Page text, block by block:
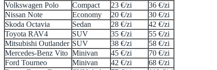
Volkswagen Polo
Compact 23 €/zi
36 €/zi
Nissan Note
Economy 20 €/zi
30 €/zi
Skoda Octavia
Sedan 28 €/zi
42 €/zi
Toyota RAV4
SUV 35 €/zi
55 €/zi
Mitsubishi Outlander SUV 38 €/zi
58 €/zi
Mercedes-Benz Vito Minivan 45 €/zi
70 €/zi
Ford Tourneo
Minivan 42 €/zi
68 €/zi